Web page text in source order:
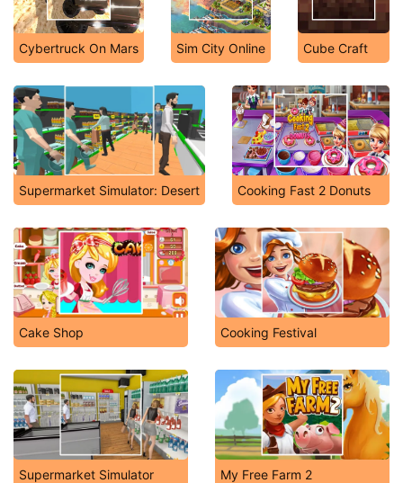
Cybertruck On Mars Sim City Online Cube Craft
Supermarket Simulator: Desert Cooking Fast 2 Donuts
Cake Shop Cooking Festival
Supermarket Simulator My Free Farm 2